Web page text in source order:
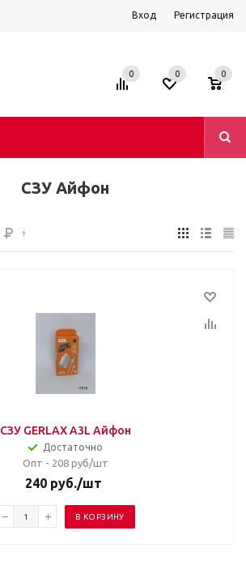
Вход Регистрация
0 0 0
СЗУ Айфон
СЗУ GERLAX A3L Айфон
Достаточно
Опт - 208 руб/шт
240 руб./шт
В КОРЗИНУ